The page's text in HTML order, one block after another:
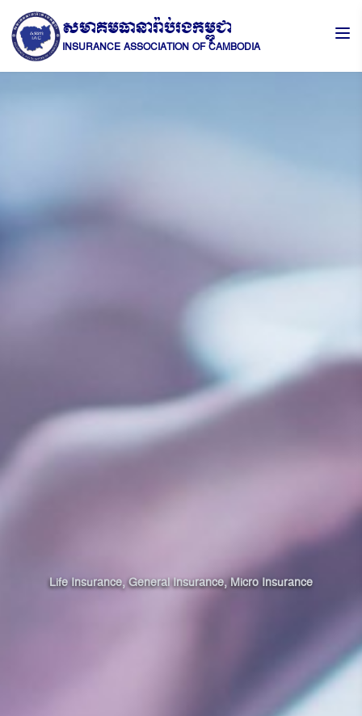
សមាគមធានារ៉ាប់រងកម្ពុជា
INSURANCE ASSOCIATION OF CAMBODIA
Life Insurance, General Insurance, Micro Insurance